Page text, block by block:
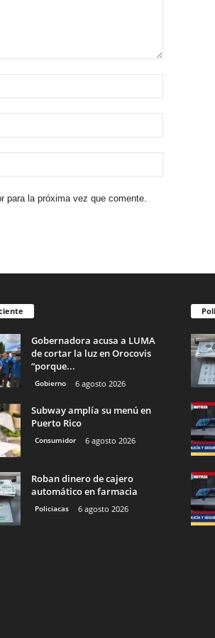
para la próxima vez que comente.
Gobernadora acusa a LUMA
de cortar la luz en Orocovis
“porque...
Gobierno 6 agosto 2026
Subway amplía su menú en
Puerto Rico
Consumidor 6 agosto 2026
Roban dinero de cajero
automático en farmacia
Policiacas 6 agosto 2026